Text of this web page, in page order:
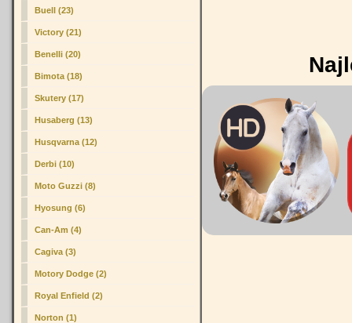
Buell (23)
Victory (21)
Benelli (20)
Bimota (18)
Skutery (17)
Husaberg (13)
Husqvarna (12)
Derbi (10)
Moto Guzzi (8)
Hyosung (6)
Can-Am (4)
Cagiva (3)
Motory Dodge (2)
Royal Enfield (2)
Norton (1)